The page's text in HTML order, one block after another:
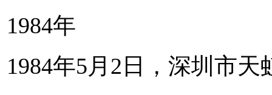
1984年
1984年5月2日，深圳市